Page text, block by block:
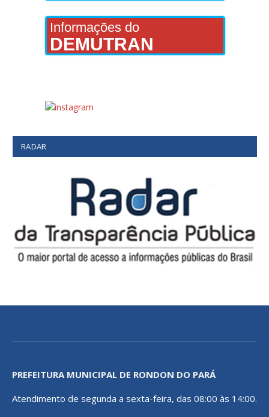
Informações do
DEMUTRAN
RADAR
PREFEITURA MUNICIPAL DE RONDON DO PARÁ
Atendimento de segunda a sexta-feira, das 08:00 às 14:00.